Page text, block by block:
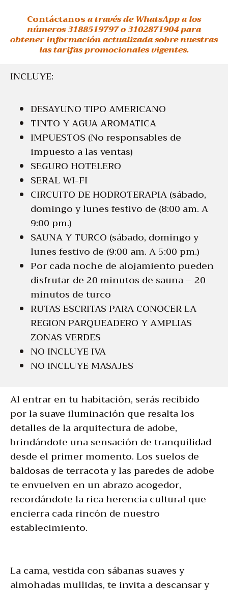
Contáctanosa través de WhatsApp a los
números 3188519797 o 3102871904 para
obtener información actualizada sobre nuestras
las tarifas promocionales vigentes.
INCLUYE:
DESAYUNO TIPO AMERICANO
TINTO Y AGUA AROMATICA
IMPUESTOS (No responsables de
impuesto a las ventas)
SEGURO HOTELERO
SERAL WI-FI
CIRCUITO DE HODROTERAPIA (sábado,
domingo y lunes festivo de (8:00 am. A
9:00 pm.)
SAUNA Y TURCO (sábado, domingo y
lunes festivo de (9:00 am. A 5:00 pm.)
Por cada noche de alojamiento pueden
disfrutar de 20 minutos de sauna – 20
minutos de turco
RUTAS ESCRITAS PARA CONOCER LA
REGION PARQUEADERO Y AMPLIAS
ZONAS VERDES
NO INCLUYE IVA
NO INCLUYE MASAJES
Al entrar en tu habitación, serás recibido
por la suave iluminación que resalta los
detalles de la arquitectura de adobe,
brindándote una sensación de tranquilidad
desde el primer momento. Los suelos de
baldosas de terracota y las paredes de adobe
te envuelven en un abrazo acogedor,
recordándote la rica herencia cultural que
encierra cada rincón de nuestro
establecimiento.
La cama, vestida con sábanas suaves y
almohadas mullidas, te invita a descansar y